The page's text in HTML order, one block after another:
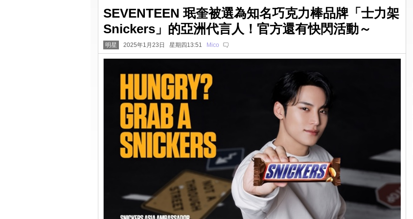
SEVENTEEN 珉奎被選為知名巧克力棒品牌「士力架
Snickers」的亞洲代言人！官方還有快閃活動～
明星 2025年1月23日 星期四13:51 Mico